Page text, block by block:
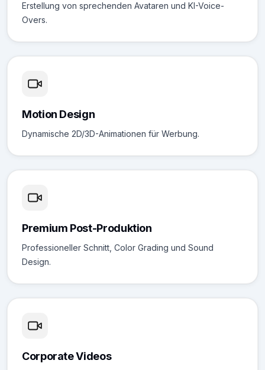
Erstellung von sprechenden Avataren und KI-Voice-
Overs.
Motion Design
Dynamische 2D/3D-Animationen für Werbung.
Premium Post-Produktion
Professioneller Schnitt, Color Grading und Sound
Design.
Corporate Videos